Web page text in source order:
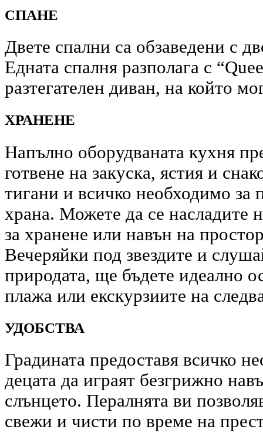
СПАНЕ
Двете спални са обзаведени с
Едната спалня разполага с
разтегателен диван, на който
ХРАНЕНЕ
Напълно оборудваната кухня
готвене на закуска, ястия и
тигани и всичко необходимо за
храна. Можете да се насладите
за хранене или навън на
Вечеряйки под звездите и
природата, ще бъдете идеално
плажа или екскурзиите на
УДОБСТВА
Градината предоставя всичко
децата да играят безгрижно
слънцето. Пералнята ви
свежи и чисти по време на